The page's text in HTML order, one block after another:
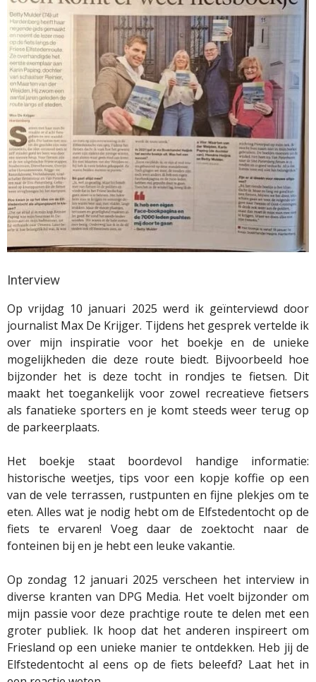
Interview
Op vrijdag 10 januari 2025 werd ik geïnterviewd door
journalist Max De Krijger. Tijdens het gesprek vertelde ik
over mijn inspiratie voor het boekje en de unieke
mogelijkheden die deze route biedt. Bijvoorbeeld hoe
bijzonder het is deze tocht in rondjes te fietsen. Dit
maakt het toegankelijk voor zowel recreatieve fietsers
als fanatieke sporters en je komt steeds weer terug op
de parkeerplaats.
Het boekje staat boordevol handige informatie:
historische weetjes, tips voor een kopje koffie op een
van de vele terrassen, rustpunten en fijne plekjes om te
eten. Alles wat je nodig hebt om de Elfstedentocht op de
fiets te ervaren! Voeg daar de zoektocht naar de
fonteinen bij en je hebt een leuke vakantie.
Op zondag 12 januari 2025 verscheen het interview in
diverse kranten van DPG Media. Het voelt bijzonder om
mijn passie voor deze prachtige route te delen met een
groter publiek. Ik hoop dat het anderen inspireert om
Friesland op een unieke manier te ontdekken. Heb jij de
Elfstedentocht al eens op de fiets beleefd? Laat het in